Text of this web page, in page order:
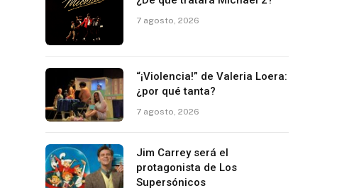
7 agosto, 2026
“¡Violencia!” de Valeria Loera:
¿por qué tanta?
7 agosto, 2026
Jim Carrey será el
protagonista de Los
Supersónicos